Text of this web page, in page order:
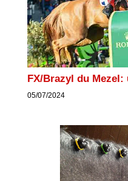
FX/Brazyl du
05/07/2024